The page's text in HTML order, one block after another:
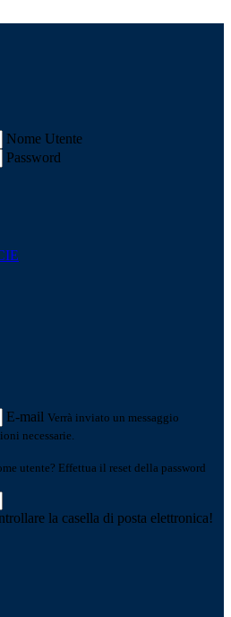
Nome Utente
Password
E-mail Verrà inviato un messaggio
necessarie.
utente? Effettua il reset della password
la casella di posta elettronica!